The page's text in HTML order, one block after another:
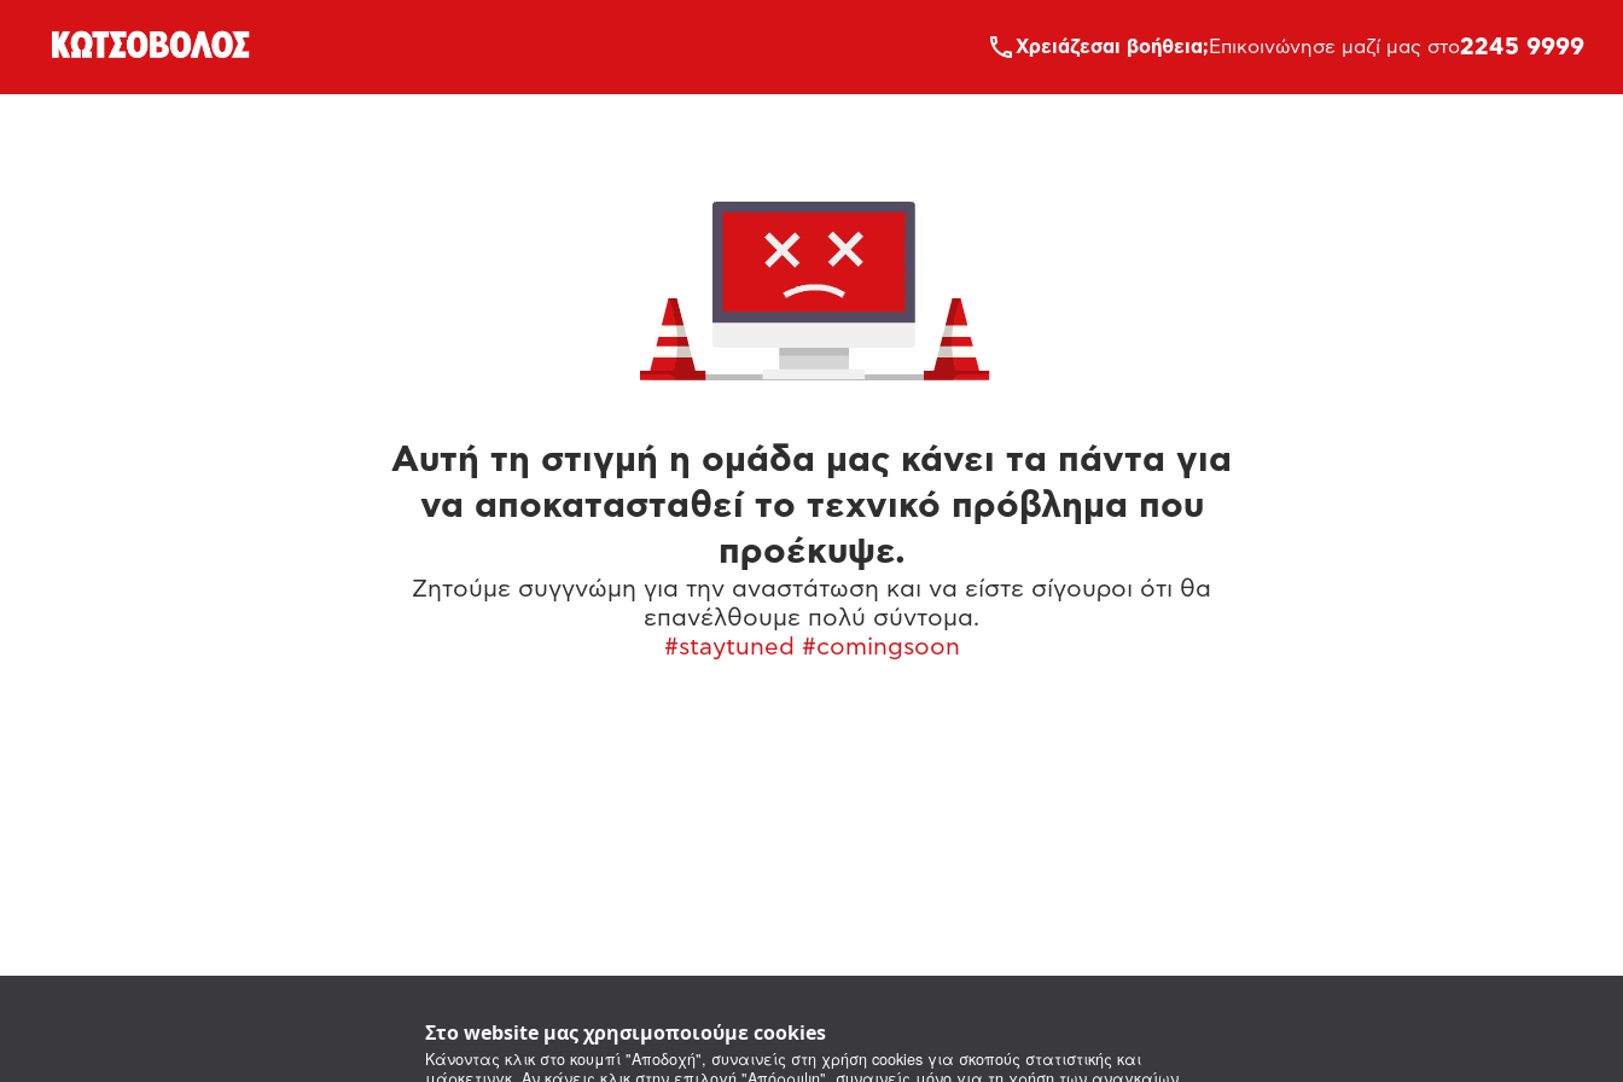
Στο website μας χρησιμοποιούμε cookies
Κάνοντας κλικ στο κουμπί "Αποδοχή", συναινείς στη χρήση cookies για σκοπούς στατιστικής και
Xρειάζεσαι βοήθεια; Επικοινώνησε μαζί μας στο2245 9999
Αυτή τη στιγμή η ομάδα μας κάνει τα πάντα για
να αποκατασταθεί το τεχνικό πρόβλημα που
προέκυψε.
Ζητούμε συγγνώμη για την αναστάτωση και να είστε σίγουροι ότι θα
επανέλθουμε πολύ σύντομα.
#staytuned #comingsoon